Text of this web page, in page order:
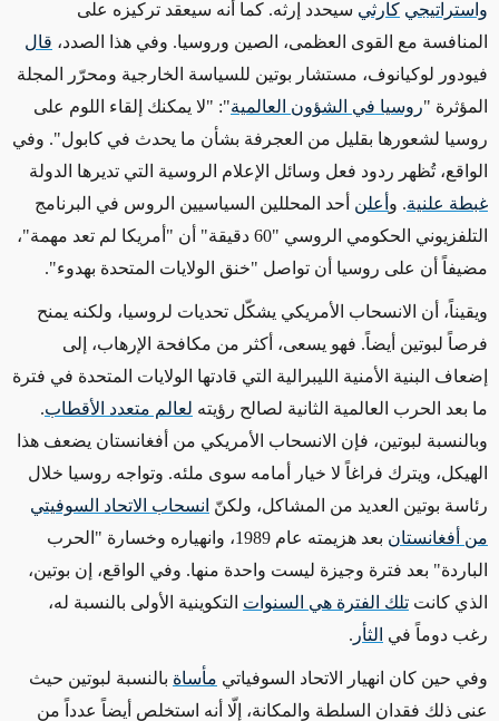
واستراتيجي كارثي سيحدد إرثه. كما أنه سيعقد تركيزه على
المنافسة مع القوى العظمى، الصين وروسيا. وفي هذا الصدد، قال
فيودور لوكيانوف، مستشار بوتين للسياسة الخارجية ومحرّر المجلة
المؤثرة "روسيا في الشؤون العالمية": "لا يمكنك إلقاء اللوم على
روسيا لشعورها بقليل من العجرفة بشأن ما يحدث في كابول". وفي
الواقع، تُظهر ردود فعل وسائل الإعلام الروسية التي تديرها الدولة
غبطة علنية. و أعلن أحد المحللين السياسيين الروس في البرنامج
التلفزيوني الحكومي الروسي "60 دقيقة" أن "أمريكا لم تعد مهمة
"،
مضيفاً أن على روسيا أن تواصل "خنق الولايات المتحدة بهدوء".
ويقيناً، أن الانسحاب الأمريكي يشكّل تحديات لروسيا، ولكنه يمنح
فرصاً لبوتين أيضاً. فهو يسعى، أكثر من مكافحة الإرهاب، إلى
إضعاف البنية الأمنية الليبرالية التي قادتها الولايات المتحدة في فترة
ما بعد الحرب العالمية الثانية لصالح رؤيته لعالم متعدد الأقطاب.
وبالنسبة لبوتين، فإن الانسحاب الأمريكي من أفغانستان يضعف هذا
الهيكل، ويترك فراغاً لا خيار أمامه سوى ملئه. وتواجه روسيا خلال
رئاسة بوتين العديد من المشاكل، ولكنّ انسحاب الاتحاد السوفيتي
من أفغانستان
بعد هزيمته عام 1989، وانهياره وخسارة "الحرب
الباردة" بعد فترة وجيزة ليست واحدة منها. وفي الواقع، إن بوتين،
الذي كانت تلك الفترة هي السنوات التكوينية الأولى بالنسبة له،
رغب دوماً في الثأر .
وفي حين كان انهيار الاتحاد السوفياتي مأساة بالنسبة لبوتين حيث
عنى ذلك فقدان السلطة والمكانة، إلّا أنه استخلص أيضاً عدداً من